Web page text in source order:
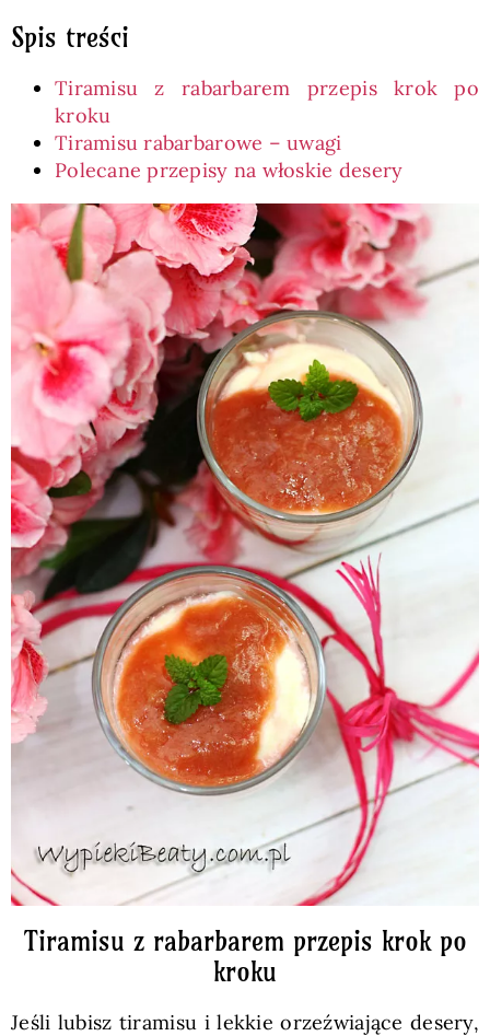
Spis treści
Tiramisu z rabarbarem przepis krok po
kroku
Tiramisu rabarbarowe – uwagi
Polecane przepisy na włoskie desery
Tiramisu z rabarbarem przepis krok po
kroku
Jeśli lubisz tiramisu i lekkie orzeźwiające desery,